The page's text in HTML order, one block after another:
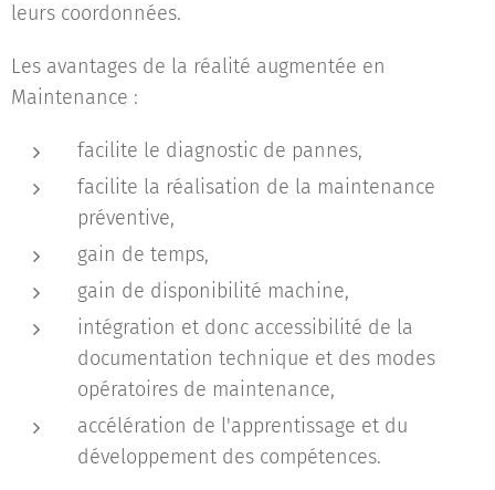
leurs coordonnées.
Les avantages de la réalité augmentée en
Maintenance :
facilite le diagnostic de pannes,
facilite la réalisation de la maintenance
préventive,
gain de temps,
gain de disponibilité machine,
intégration et donc accessibilité de la
documentation technique et des modes
opératoires de maintenance,
accélération de l'apprentissage et du
développement des compétences.